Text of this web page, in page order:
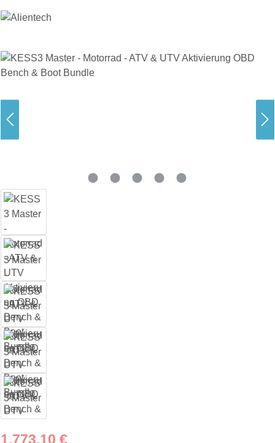
Bildergalerie überspringen
Regulärer Preis:
1.773,10 €